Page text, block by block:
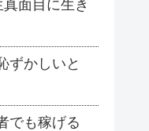
面目に生き
ずかしいと
でも稼げる